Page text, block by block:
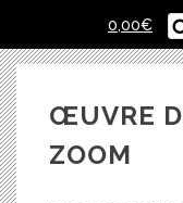
0,00€
ŒUVRE
ZOOM